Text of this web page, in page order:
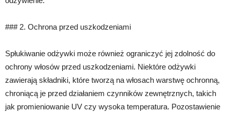
### 2. Ochrona przed uszkodzeniami
Spłukiwanie odżywki może również ograniczyć jej zdolność do
ochrony włosów przed uszkodzeniami. Niektóre odżywki
zawierają składniki, które tworzą na włosach warstwę ochronną,
chroniącą je przed działaniem czynników zewnętrznych, takich
jak promieniowanie UV czy wysoka temperatura. Pozostawienie